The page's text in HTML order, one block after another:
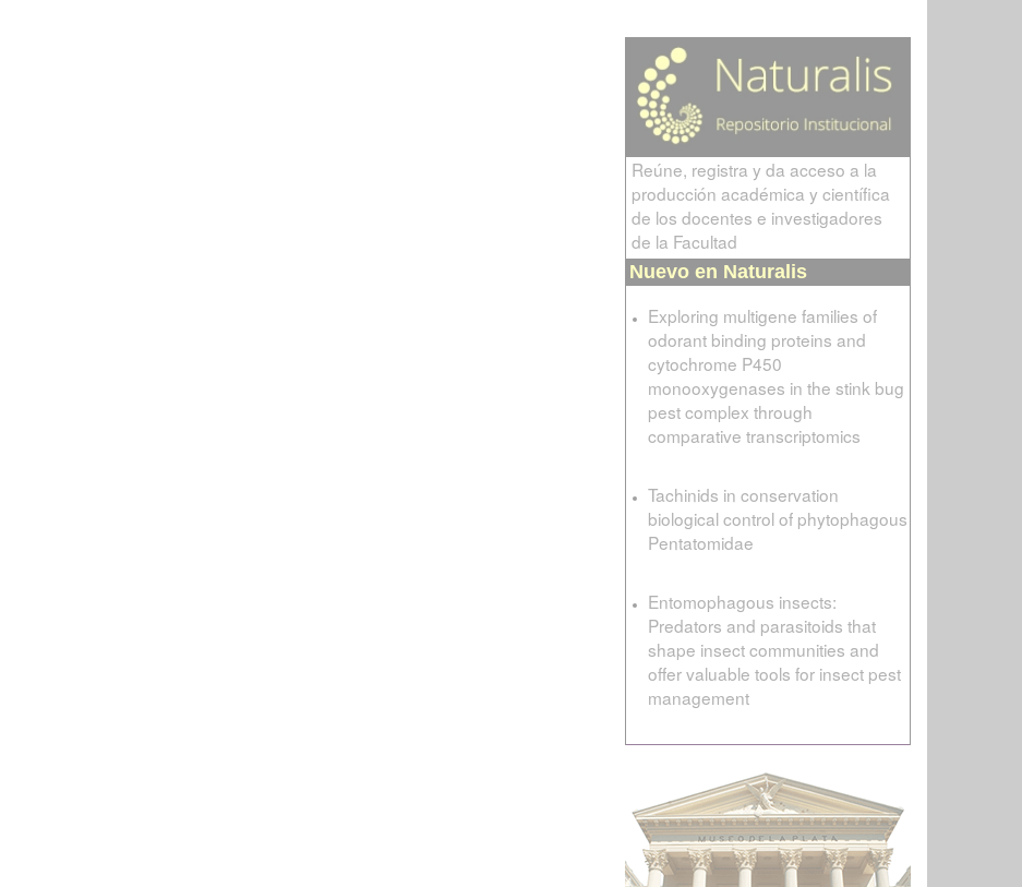
Reúne, registra y da acceso a la
producción académica y científica
de los docentes e investigadores
de la Facultad
Nuevo en Naturalis
Exploring multigene families of
odorant binding proteins and
cytochrome P450
monooxygenases in the stink bug
pest complex through
comparative transcriptomics
Tachinids in conservation
biological control of phytophagous
Pentatomidae
Entomophagous insects:
Predators and parasitoids that
shape insect communities and
offer valuable tools for insect pest
management